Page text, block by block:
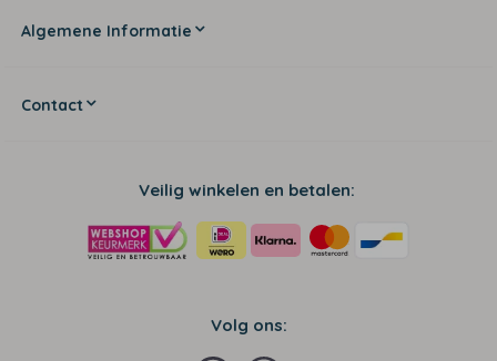
Algemene Informatie
Contact
Veilig winkelen en betalen:
Volg ons: